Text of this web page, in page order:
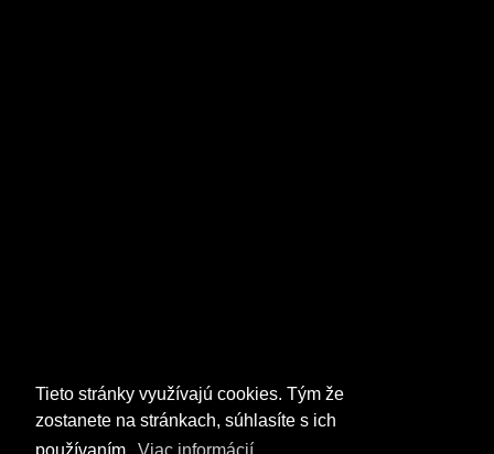
Tieto stránky využívajú cookies. Tým že
zostanete na stránkach, súhlasíte s ich